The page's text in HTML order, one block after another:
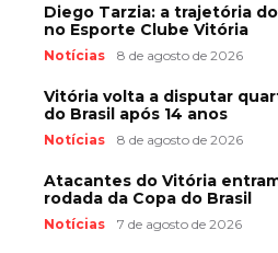
Diego Tarzia: a trajetória
no Esporte Clube Vitória
Notícias 8 de agosto de 2026
Vitória volta a disputar
do Brasil após 14 anos
Notícias 8 de agosto de 2026
Atacantes do Vitória
rodada da Copa do Brasil
Notícias 7 de agosto de 2026